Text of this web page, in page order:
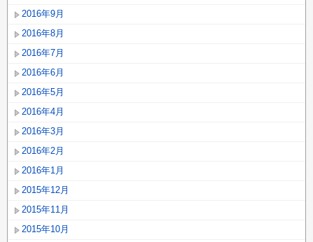
2016年9月
2016年8月
2016年7月
2016年6月
2016年5月
2016年4月
2016年3月
2016年2月
2016年1月
2015年12月
2015年11月
2015年10月